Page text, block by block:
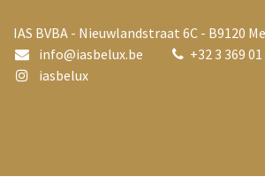
IAS BVBA - Nieuwlandstraat 6C - B9120
info@iasbelux.be +32 3 369
iasbelux